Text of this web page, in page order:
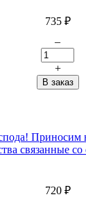
735 ₽
–
+
Приносим
связанные со
720 ₽